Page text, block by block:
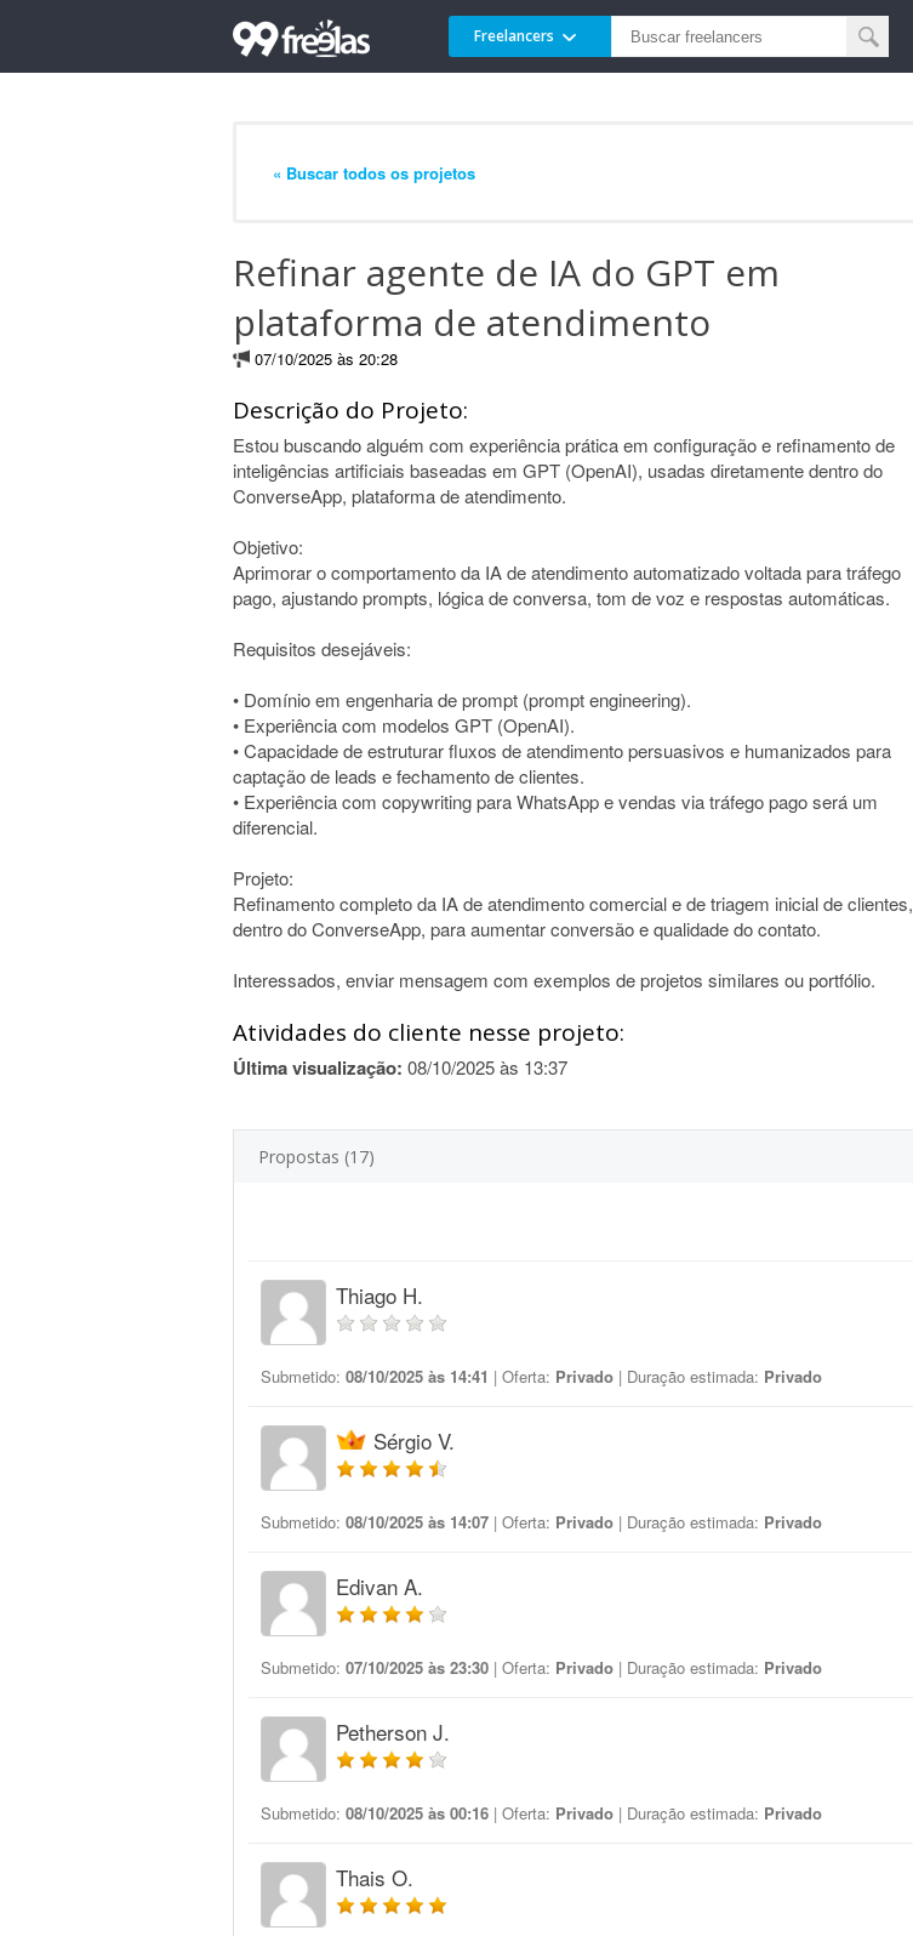
Freelancers
« Buscar todos os projetos
Refinar agente de IA do GPT em
plataforma de atendimento
07/10/2025 às 20:28
Descrição do Projeto:
Estou buscando alguém com experiência prática em configuração e refinamento de
inteligências artificiais baseadas em GPT (OpenAI), usadas diretamente dentro do
ConverseApp, plataforma de atendimento.
Objetivo:
Aprimorar o comportamento da IA de atendimento automatizado voltada para tráfego
pago, ajustando prompts, lógica de conversa, tom de voz e respostas automáticas.
Requisitos desejáveis:
• Domínio em engenharia de prompt (prompt engineering).
• Experiência com modelos GPT (OpenAI).
• Capacidade de estruturar fluxos de atendimento persuasivos e humanizados para
captação de leads e fechamento de clientes.
• Experiência com copywriting para WhatsApp e vendas via tráfego pago será um
diferencial.
Projeto:
Refinamento completo da IA de atendimento comercial e de triagem inicial de clientes,
dentro do ConverseApp, para aumentar conversão e qualidade do contato.
Interessados, enviar mensagem com exemplos de projetos similares ou portfólio.
Atividades do cliente nesse projeto:
Última visualização: 08/10/2025 às 13:37
Propostas (17)
Thiago H.
Submetido: 08/10/2025 às 14:41 | Oferta: Privado | Duração estimada: Privado
Sérgio V.
Submetido: 08/10/2025 às 14:07 | Oferta: Privado | Duração estimada: Privado
Edivan A.
Submetido: 07/10/2025 às 23:30 | Oferta: Privado | Duração estimada: Privado
Petherson J.
Submetido: 08/10/2025 às 00:16 | Oferta: Privado | Duração estimada: Privado
Thais O.